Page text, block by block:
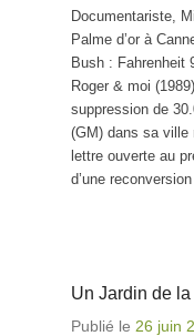
Documentariste,
Palme d’or à
Bush : Fahrenheit
Roger & moi
suppression de
(GM) dans sa ville
lettre ouverte au
d’une
Un Jardin de
Publié le 26 juin